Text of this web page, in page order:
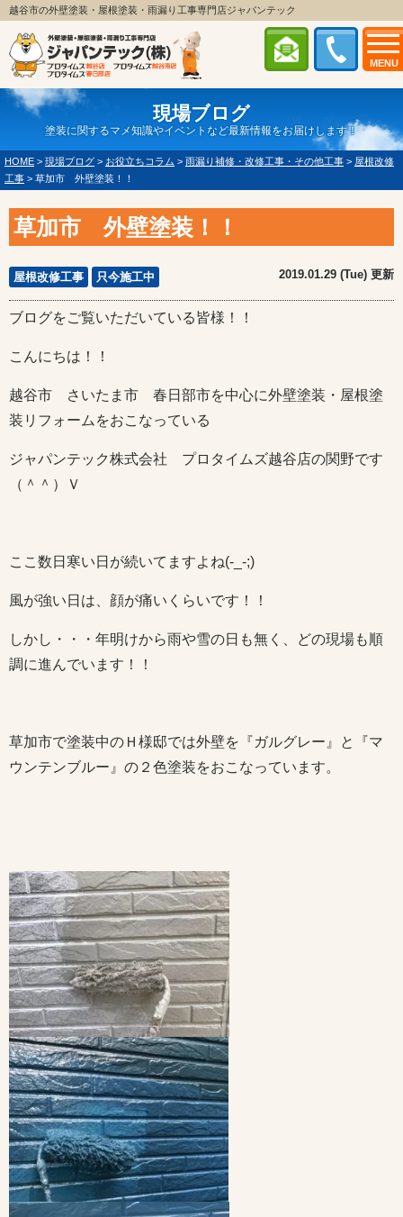
MENU
越谷市の外壁塗装・屋根塗装・雨漏り工事専門店ジャパンテック
現場ブログ
塗装に関するマメ知識やイベントなど最新情報をお届けします！
HOME > 現場ブログ > お役立ちコラム > 雨漏り補修・改修工事・その他工事 > 屋根改修
工事 > 草加市 外壁塗装！！
草加市 外壁塗装！！
屋根改修工事 只今施工中 2019.01.29 (Tue) 更新
ブログをご覧いただいている皆様！！
こんにちは！！
越谷市 さいたま市 春日部市を中心に外壁塗装・屋根塗
装リフォームをおこなっている
ジャパンテック株式会社 プロタイムズ越谷店の関野です
（＾＾）Ｖ
ここ数日寒い日が続いてますよね(-_-;)
風が強い日は、顔が痛いくらいです！！
しかし・・・年明けから雨や雪の日も無く、どの現場も順
調に進んでいます！！
草加市で塗装中のＨ様邸では外壁を『ガルグレー』と『マ
ウンテンブルー』の２色塗装をおこなっています。